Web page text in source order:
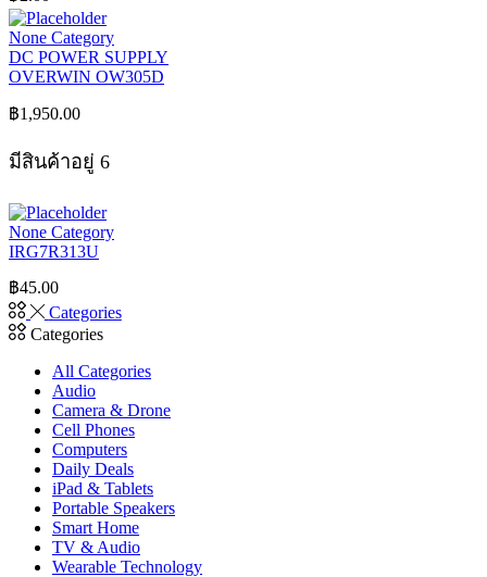
None Category
DC POWER SUPPLY
OVERWIN OW305D
฿1,950.00
มีสินค้าอยู่ 6
None Category
IRG7R313U
฿45.00
Categories
Categories
All Categories
Audio
Camera & Drone
Cell Phones
Computers
Daily Deals
iPad & Tablets
Portable Speakers
Smart Home
TV & Audio
Wearable Technology